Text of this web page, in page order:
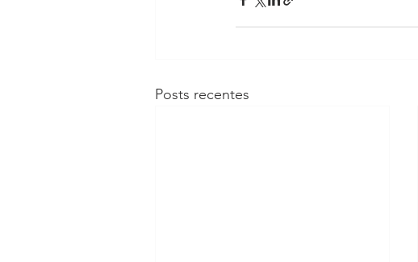
Posts recentes